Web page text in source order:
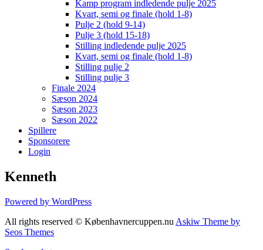
Kamp program indledende pulje 2025
Kvart, semi og finale (hold 1-8)
Pulje 2 (hold 9-14)
Pulje 3 (hold 15-18)
Stilling indledende pulje 2025
Kvart, semi og finale (hold 1-8)
Stilling pulje 2
Stilling pulje 3
Finale 2024
Sæson 2024
Sæson 2023
Sæson 2022
Spillere
Sponsorere
Login
Kenneth
Powered by WordPress
All rights reserved © Københavnercuppen.nu Askiw Theme by
Seos Themes